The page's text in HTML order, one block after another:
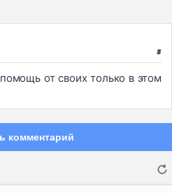
#
от своих только в этом
комментарий